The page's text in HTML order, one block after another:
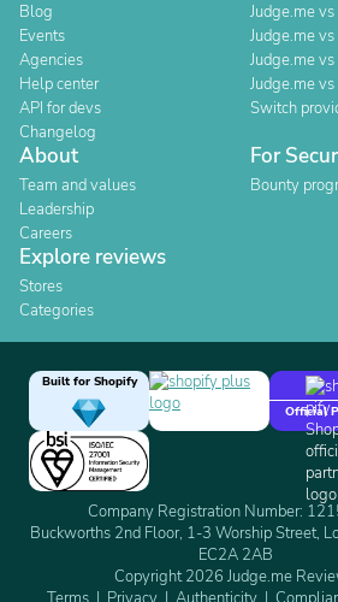
Blog
Events
Agencies
Help center
API for devs
Changelog
Judge.me
Judge.me
Judge.me
Judge.me
Switch
About
Team and values
Leadership
Careers
For
Bounty
Explore reviews
Stores
Categories
Built for Shopify
Official
Company Registration Number:
Buckworths 2nd Floor, 1-3 Worship Street,
EC2A 2AB
Copyright 2026 Judge.me